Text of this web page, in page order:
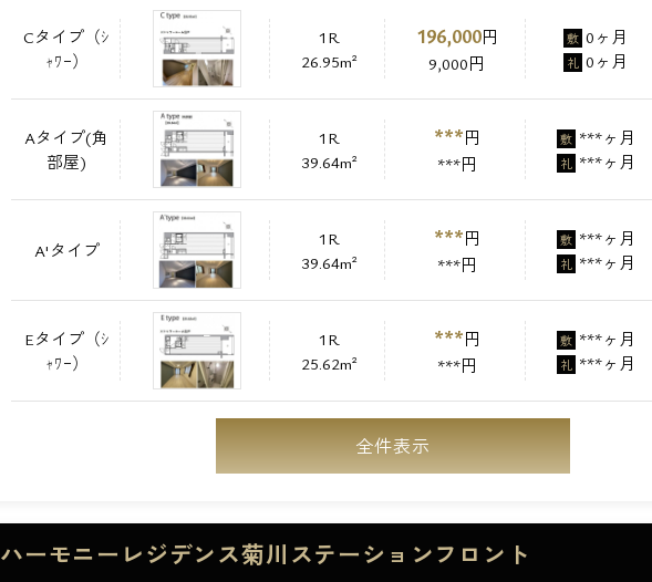
Cタイプ（ｼ
ｬﾜｰ）
1R
26.95m²
196,000円
9,000円
敷 0ヶ月
礼 0ヶ月
Aタイプ(角
部屋)
1R
39.64m²
***円
***円
敷 ***ヶ月
礼 ***ヶ月
A'タイプ
1R
39.64m²
***円
***円
敷 ***ヶ月
礼 ***ヶ月
Eタイプ（ｼ
ｬﾜｰ）
1R
25.62m²
***円
***円
敷 ***ヶ月
礼 ***ヶ月
全件表示
ハーモニーレジデンス菊川ステーションフロント